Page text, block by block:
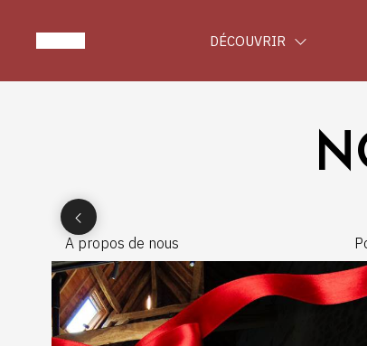
DÉCOUVRIR
A propos de nous